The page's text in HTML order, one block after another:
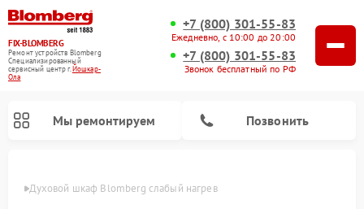
FIX-BLOMBERG
Ремонт устройств Blomberg
Специализированный
cервисный центр г.Йошкар-
Ола
+7 (800) 301-55-83
Ежедневно, с 10:00 до 20:00
+7 (800) 301-55-83
Звонок бесплатный по РФ
Мы ремонтируем Позвонить
Духовой шкаф Blomberg слабый нагрев